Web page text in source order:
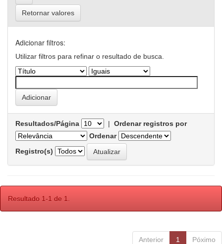
Retornar valores
Adicionar filtros:
Utilizar filtros para refinar o resultado de busca.
Resultados/Página | Ordenar registros por
Ordenar
Registro(s)
Resultado 1-1 de 1.
Anterior 1 Póximo